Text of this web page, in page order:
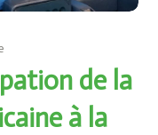
de la
à la